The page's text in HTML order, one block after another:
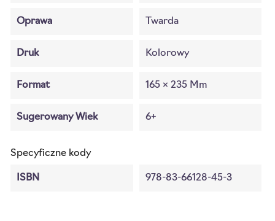
Oprawa Twarda
Druk Kolorowy
Format 165 × 235 Mm
Sugerowany Wiek 6+
Specyficzne kody
ISBN 978-83-66128-45-3